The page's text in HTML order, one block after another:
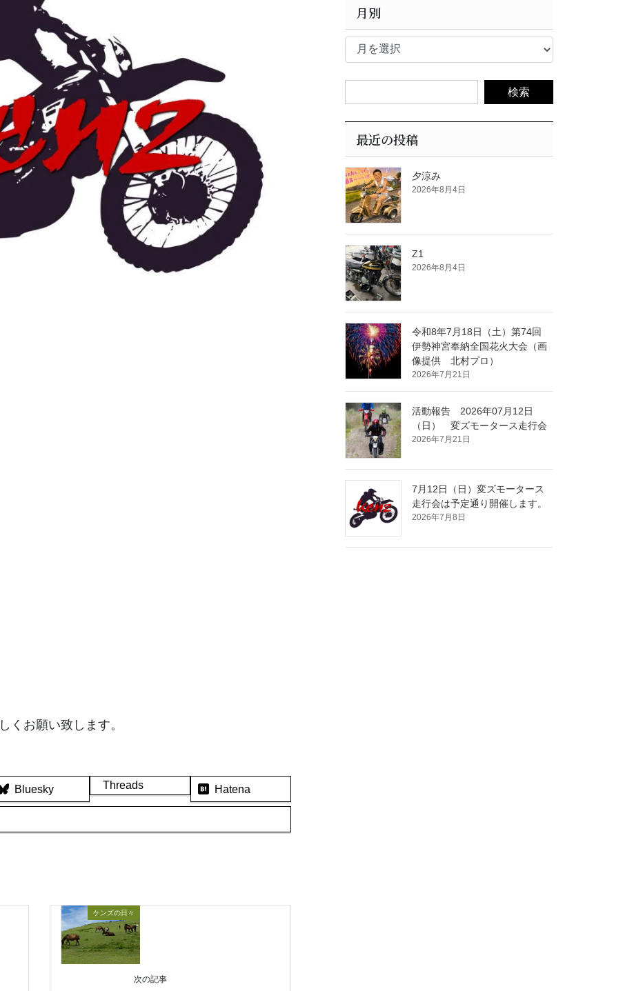
くお願い致します。
Bluesky Threads Hatena
ケンズの日々
次の記事
月別
月
最近の投稿
夕涼み
2026年8月4日
Z1
2026年8月4日
令和8年7月18日（土）第74回
伊勢神宮奉納全国花火大会（画
像提供 北村プロ）
2026年7月21日
活動報告 2026年07月12日
（日） 変ズモータース走行会
2026年7月21日
7月12日（日）変ズモータース
走行会は予定通り開催します。
2026年7月8日